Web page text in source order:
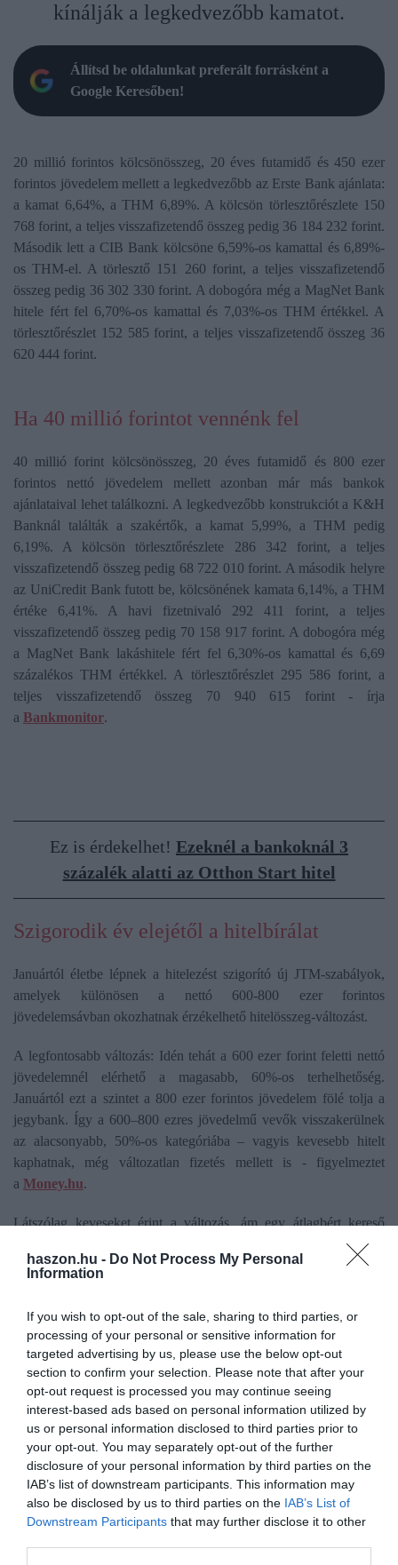
haszon.hu - Do Not Process My Personal
Information
If you wish to opt-out of the sale, sharing to third parties, or
processing of your personal or sensitive information for
targeted advertising by us, please use the below opt-out
section to confirm your selection. Please note that after your
opt-out request is processed you may continue seeing
interest-based ads based on personal information utilized by
us or personal information disclosed to third parties prior to
your opt-out. You may separately opt-out of the further
disclosure of your personal information by third parties on the
IAB’s list of downstream participants. This information may
also be disclosed by us to third parties on the IAB’s List of
Downstream Participants that may further disclose it to other
kínálják a legkedvezőbb kamatot.
Állítsd be oldalunkat preferált forrásként a
Google Keresőben!
20 millió forintos kölcsönösszeg, 20 éves futamidő és 450 ezer
forintos jövedelem mellett a legkedvezőbb az Erste Bank ajánlata:
a kamat 6,64%, a THM 6,89%. A kölcsön törlesztőrészlete 150
768 forint, a teljes visszafizetendő összeg pedig 36 184 232 forint.
Második lett a CIB Bank kölcsöne 6,59%-os kamattal és 6,89%-
os THM-el. A törlesztő 151 260 forint, a teljes visszafizetendő
összeg pedig 36 302 330 forint. A dobogóra még a MagNet Bank
hitele fért fel 6,70%-os kamattal és 7,03%-os THM értékkel. A
törlesztőrészlet 152 585 forint, a teljes visszafizetendő összeg 36
620 444 forint.
Ha 40 millió forintot vennénk fel
40 millió forint kölcsönösszeg, 20 éves futamidő és 800 ezer
forintos nettó jövedelem mellett azonban már más bankok
ajánlataival lehet találkozni. A legkedvezőbb konstrukciót a K&H
Banknál találták a szakértők, a kamat 5,99%, a THM pedig
6,19%. A kölcsön törlesztőrészlete 286 342 forint, a teljes
visszafizetendő összeg pedig 68 722 010 forint. A második helyre
az UniCredit Bank futott be, kölcsönének kamata 6,14%, a THM
értéke 6,41%. A havi fizetnivaló 292 411 forint, a teljes
visszafizetendő összeg pedig 70 158 917 forint. A dobogóra még
a MagNet Bank lakáshitele fért fel 6,30%-os kamattal és 6,69
százalékos THM értékkel. A törlesztőrészlet 295 586 forint, a
teljes visszafizetendő összeg 70 940 615 forint - írja
a Bankmonitor.
Ez is érdekelhet! Ezeknél a bankoknál 3
százalék alatti az Otthon Start hitel
Szigorodik év elejétől a hitelbírálat
Januártól életbe lépnek a hitelezést szigorító új JTM-szabályok,
amelyek különösen a nettó 600-800 ezer forintos
jövedelemsávban okozhatnak érzékelhető hitelösszeg-változást.
A legfontosabb változás: Idén tehát a 600 ezer forint feletti nettó
jövedelemnél elérhető a magasabb, 60%-os terhelhetőség.
Januártól ezt a szintet a 800 ezer forintos jövedelem fölé tolja a
jegybank. Így a 600–800 ezres jövedelmű vevők visszakerülnek
az alacsonyabb, 50%-os kategóriába – vagyis kevesebb hitelt
kaphatnak, még változatlan fizetés mellett is - figyelmeztet
a Money.hu.
Látszólag keveseket érint a változás, ám egy átlagbért kereső
hitelfelvevő házaspárnál - amikor összeadódik a nettó jövedelem -
már érződik a szigorítás. Mivel a hitelbírálat ideje a mérvadó, a
Olvasd el ezt is!
Nyolcéves csúcson a magyarok hitelkártya-
tartozása
Ezek a bankok kínálnak gyorskölcsönt
Már ennél a banknál is elérhető a 15 milliós
személyi kölcsön